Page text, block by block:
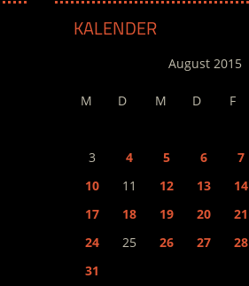
KALENDER
August 2015
M D M D F
3
4 5 6 7
10
11 12 13 14
17
18 19 20 21
24
25 26 27 28
31